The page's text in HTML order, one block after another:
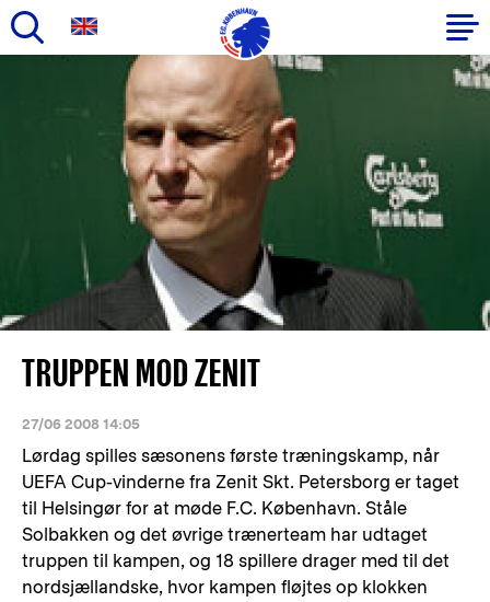
hovedindhold
navigation
TRUPPEN MOD ZENIT
27/06 2008 14:05
Lørdag spilles sæsonens første træningskamp, når
UEFA Cup-vinderne fra Zenit Skt. Petersborg er taget
til Helsingør for at møde F.C. København. Ståle
Solbakken og det øvrige trænerteam har udtaget
truppen til kampen, og 18 spillere drager med til det
nordsjællandske, hvor kampen fløjtes op klokken